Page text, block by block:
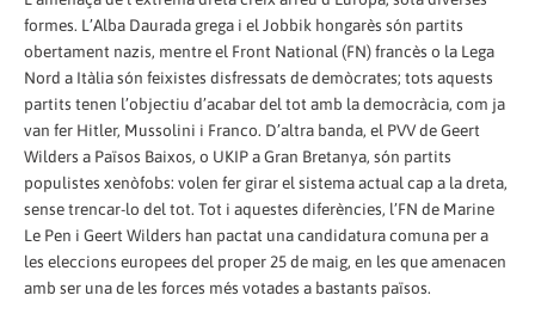
formes. L’Alba Daurada grega i el Jobbik hongarès són partits
obertament nazis, mentre el Front National (FN) francès o la Lega
Nord a Itàlia són feixistes disfressats de demòcrates; tots aquests
partits tenen l’objectiu d’acabar del tot amb la democràcia, com ja
van fer Hitler, Mussolini i Franco. D’altra banda, el PVV de Geert
Wilders a Països Baixos, o UKIP a Gran Bretanya, són partits
populistes xenòfobs: volen fer girar el sistema actual cap a la dreta,
sense trencar-lo del tot. Tot i aquestes diferències, l’FN de Marine
Le Pen i Geert Wilders han pactat una candidatura comuna per a
les eleccions europees del proper 25 de maig, en les que amenacen
amb ser una de les forces més votades a bastants països.